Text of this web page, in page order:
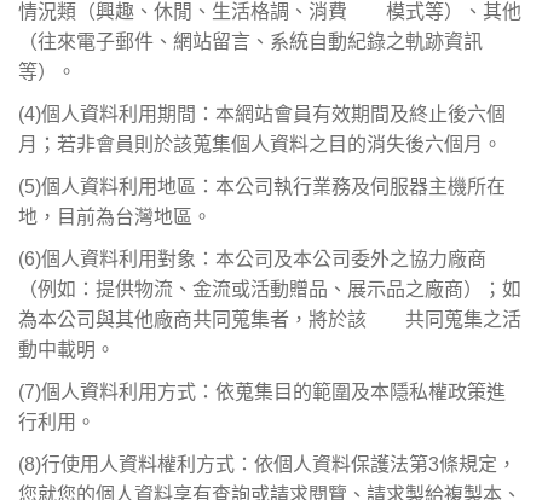
情況類（興趣、休閒、生活格調、消費 模式等）、其他
（往來電子郵件、網站留言、系統自動紀錄之軌跡資訊
等）。
(4)個人資料利用期間：本網站會員有效期間及終止後六個
月；若非會員則於該蒐集個人資料之目的消失後六個月。
(5)個人資料利用地區：本公司執行業務及伺服器主機所在
地，目前為台灣地區。
(6)個人資料利用對象：本公司及本公司委外之協力廠商
（例如：提供物流、金流或活動贈品、展示品之廠商）；如
為本公司與其他廠商共同蒐集者，將於該 共同蒐集之活
動中載明。
(7)個人資料利用方式：依蒐集目的範圍及本隱私權政策進
行利用。
(8)行使用人資料權利方式：依個人資料保護法第3條規定，
您就您的個人資料享有查詢或請求閱覽、請求製給複製本、